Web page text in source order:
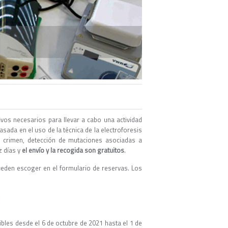
necesarios para llevar a cabo una actividad
en el uso de la técnica de la electroforesis
detección de mutaciones asociadas a
días y el envío y la recogida son gratuitos.
escoger en el formulario de reservas. Los
desde el 6 de octubre de 2021 hasta el 1 de